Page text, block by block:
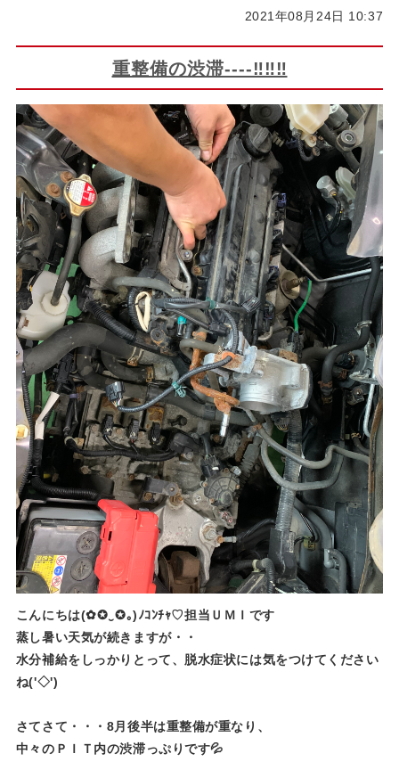
2021年08月24日 10:37
重整備の渋滞----‼‼‼
こんにちは(✿✪‿✪｡)ﾉｺﾝﾁｬ♡担当ＵＭＩです
蒸し暑い天気が続きますが・・
水分補給をしっかりとって、脱水症状には気をつけてください
ね('◇')ゞ
さてさて・・・8月後半は重整備が重なり、
中々のＰＩＴ内の渋滞っぷりです💦